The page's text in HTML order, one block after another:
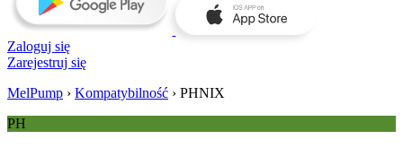
Zaloguj się
Zarejestruj się
MelPump › Kompatybilność › PHNIX
PH